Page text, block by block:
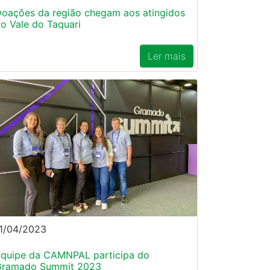
da região chegam aos atingidos
Vale do Taquari
Ler mais
04/2023
da CAMNPAL participa do
Summit 2023